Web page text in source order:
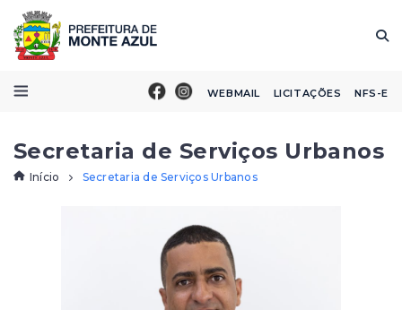
WEBMAIL LICITAÇÕES NFS-E
Secretaria de Serviços Urbanos
Início Secretaria de Serviços Urbanos